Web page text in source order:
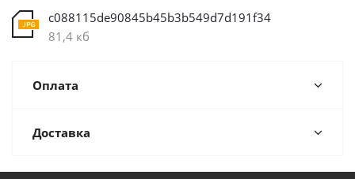
c088115de90845b45b3b549d7d191f34
81,4 кб
Оплата
Доставка